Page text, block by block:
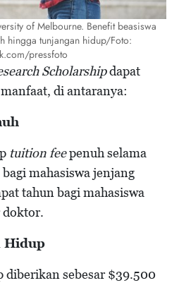
of Melbourne. Benefit beasiswa
hingga tunjangan hidup/Foto:
pressfoto
Scholarshipdapat
di antaranya:
tuition feepenuh selama
mahasiswa jenjang
tahun bagi mahasiswa
doktor.
Hidup
diberikan sebesar $39.500